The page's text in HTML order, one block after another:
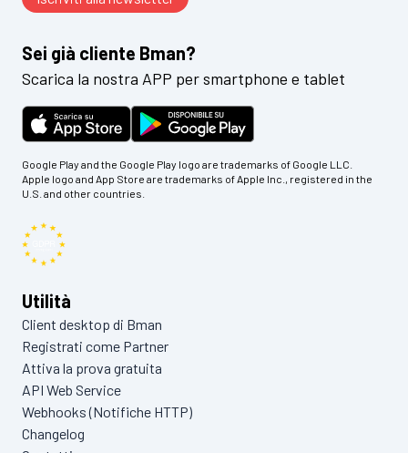
Sei già cliente Bman?
Scarica la nostra APP per smartphone e tablet
Google Play and the Google Play logo are trademarks of Google LLC.
Apple logo and App Store are trademarks of Apple Inc., registered in the
U.S. and other countries.
Utilità
Client desktop di Bman
Registrati come Partner
Attiva la prova gratuita
API Web Service
Webhooks (Notifiche HTTP)
Changelog